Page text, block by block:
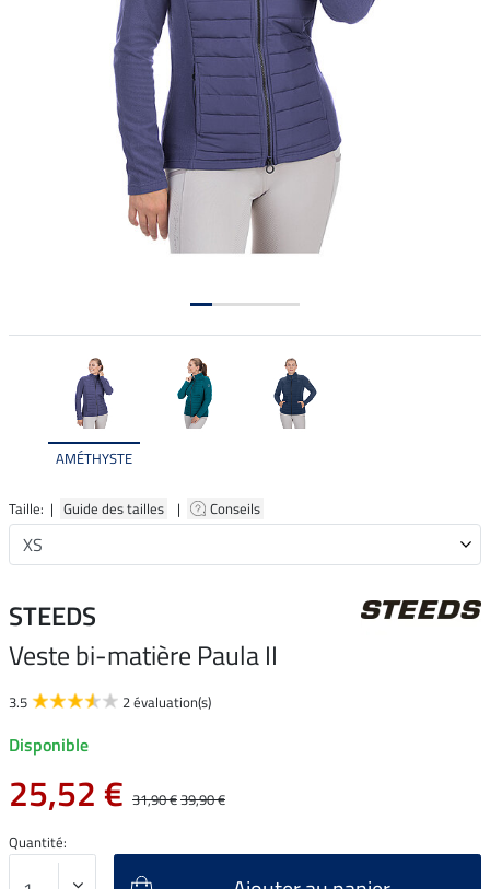
AMÉTHYSTE
Taille: | Guide des tailles | Conseils
STEEDS
Veste bi-matière Paula II
3.5 2 évaluation(s)
Disponible
25,52 € 31,90 €39,90 €
Quantité: